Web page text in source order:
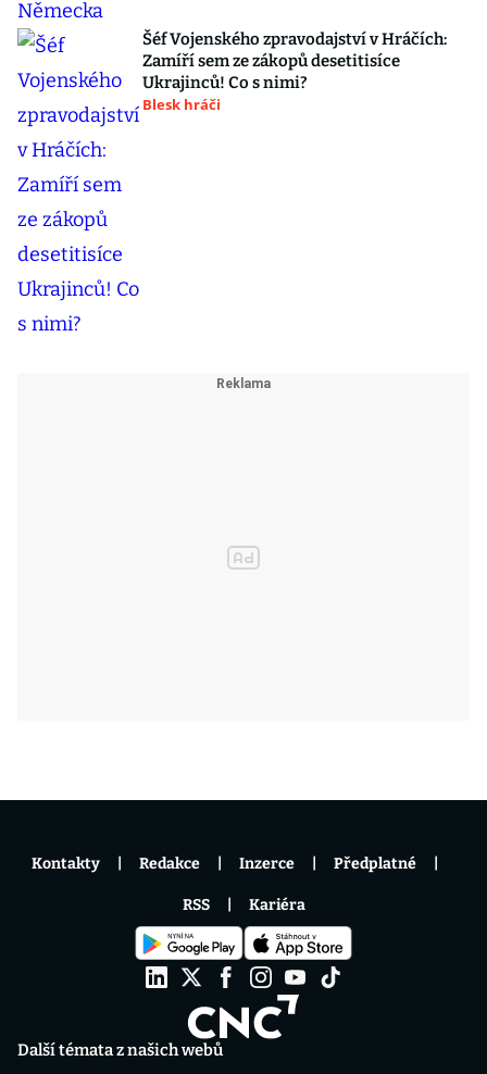
Šéf Vojenského zpravodajství v Hráčích:
Zamíří sem ze zákopů desetitisíce
Ukrajinců! Co s nimi?
Blesk hráči
Další témata z našich webů
Kontakty Redakce Inzerce Předplatné
RSS Kariéra